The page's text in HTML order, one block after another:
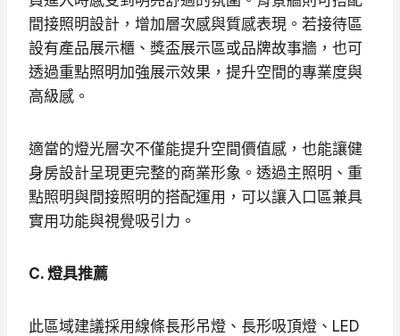
間接照明設計，增加層次感與質感表現。若接待區
設有產品展示櫃、獎盃展示區或品牌故事牆，也可
透過重點照明加強展示效果，提升空間的專業度與
高級感。
適當的燈光層次不僅能提升空間價值感，也能讓健
身房設計呈現更完整的商業形象。透過主照明、重
點照明與間接照明的搭配運用，可以讓入口區兼具
實用功能與視覺吸引力。
C. 燈具推薦
此區域建議採用線條長形吊燈、長形吸頂燈、LED